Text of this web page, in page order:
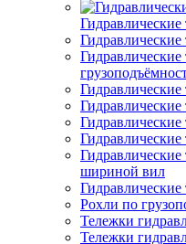
шириной вил
Рохли по
Тележки
Тележки